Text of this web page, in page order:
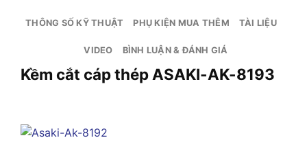
THÔNG SỐ KỸ THUẬT PHỤ KIỆN MUA THÊM TÀI LIỆU
VIDEO BÌNH LUẬN & ĐÁNH GIÁ
Kềm cắt cáp thép ASAKI-AK-8193